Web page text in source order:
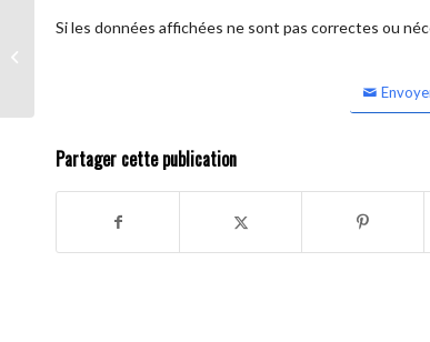
Si les données affichées ne sont pas correctes ou
Partager cette publication